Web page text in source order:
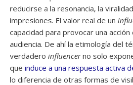
reducirse a la resonancia, la
impresiones. El valor real de un
capacidad para provocar una
audiencia. De ahí la etimología del
verdadero influencerno solo
que induce a una respuesta activa
lo diferencia de otras formas de